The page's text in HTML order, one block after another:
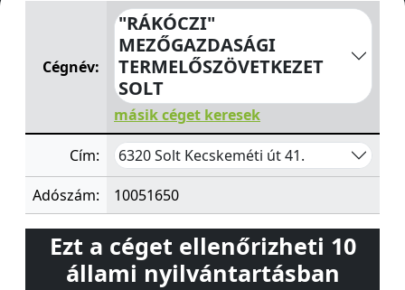
"RÁKÓCZI" MEZŐGAZDASÁGI TERMELŐSZÖVETKEZET
Cégnév:
"RÁKÓCZI"
MEZŐGAZDASÁGI
TERMELŐSZÖVETKEZET
SOLT
másik céget keresek
Cím: 6320 Solt Kecskeméti út 41.
Adószám: 10051650
Ezt a céget ellenőrizheti 10
állami nyilvántartásban